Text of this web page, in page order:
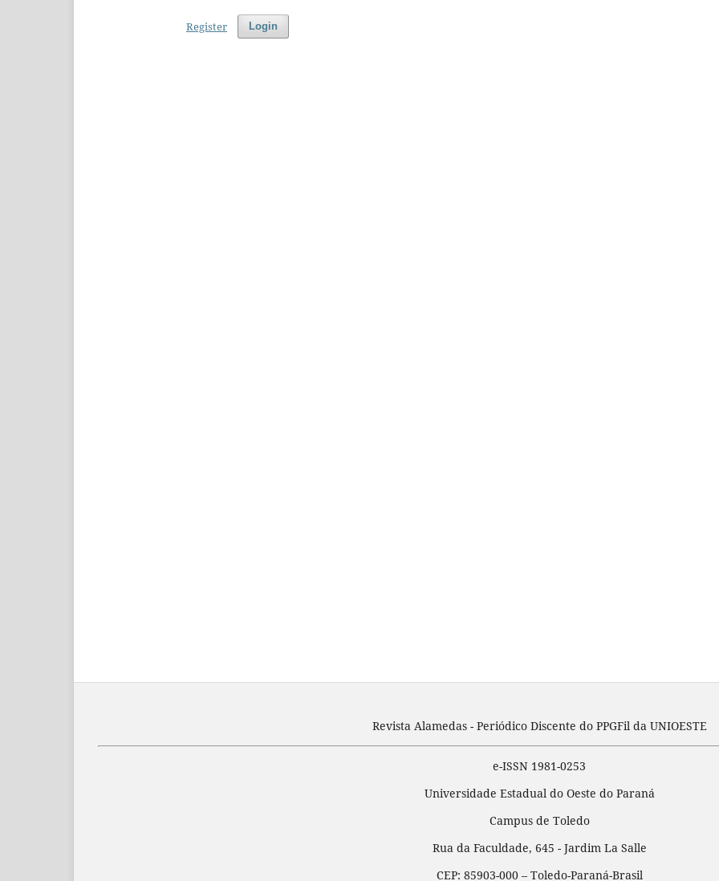
Login
Register
Revista Alamedas - Periódico Discente do PPGFil da UNIOESTE
e-ISSN 1981-0253
Universidade Estadual do Oeste do Paraná
Campus de Toledo
Rua da Faculdade, 645 - Jardim La Salle
CEP: 85903-000 – Toledo-Paraná-Brasil